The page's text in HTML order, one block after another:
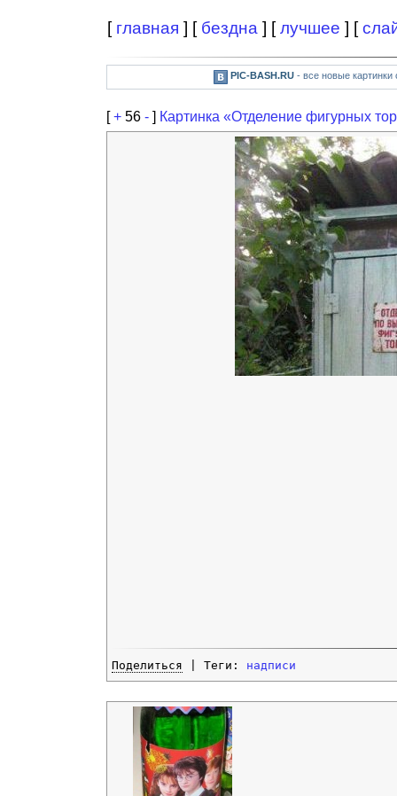
[ главная ] [ бездна ] [лучшее ] [
PIC-BASH.RU- все новые картинки
[+ 56 - ] Картинка «Отделение фигурных
Поделиться | Теги: надписи